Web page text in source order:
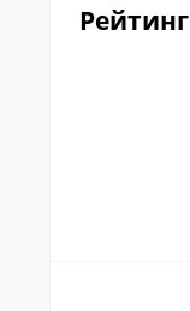
Рейтинг